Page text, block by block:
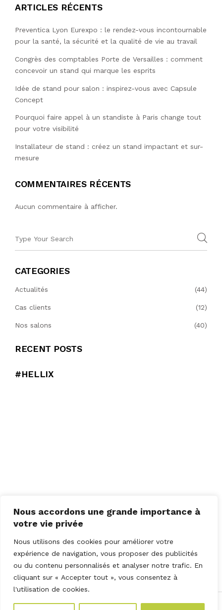
Nous accordons une grande importance à
votre vie privée
Nous utilisons des cookies pour améliorer votre
expérience de navigation, vous proposer des publicités
ou du contenu personnalisés et analyser notre trafic. En
cliquant sur « Accepter tout », vous consentez à
l'utilisation de cookies.
CAPSULE
CONCEPT
ARTICLES RÉCENTS
Preventica Lyon Eurexpo : le rendez-vous incontournable
pour la santé, la sécurité et la qualité de vie au travail
Congrès des comptables Porte de Versailles : comment
concevoir un stand qui marque les esprits
Idée de stand pour salon : inspirez-vous avec Capsule
Concept
Pourquoi faire appel à un standiste à Paris change tout
pour votre visibilité
Installateur de stand : créez un stand impactant et sur-
mesure
COMMENTAIRES RÉCENTS
Aucun commentaire à afficher.
CATEGORIES
Actualités (44)
Cas clients (12)
Nos salons (40)
RECENT POSTS
#HELLIX
TAGS